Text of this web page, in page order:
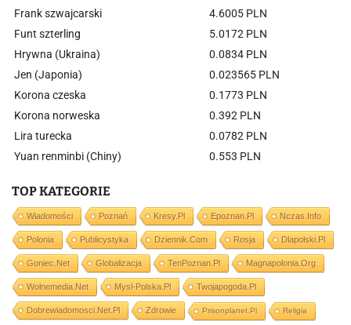
Frank szwajcarski
4.6005 PLN
Funt szterling
5.0172 PLN
Hrywna (Ukraina)
0.0834 PLN
Jen (Japonia)
0.023565 PLN
Korona czeska
0.1773 PLN
Korona norweska
0.392 PLN
Lira turecka
0.0782 PLN
Yuan renminbi (Chiny)
0.553 PLN
TOP KATEGORIE
Wiadomości Poznań Kresy.pl Epoznan.pl Nczas.info
Polonia Publicystyka Dziennik.com Rosja Dlapolski.pl
Goniec.net Globalizacja TenPoznan.pl Magnapolonia.org
Wolnemedia.net Mysl-Polska.pl Twojapogoda.pl
Dobrewiadomosci.net.pl Zdrowie Prisonplanet.pl Religia